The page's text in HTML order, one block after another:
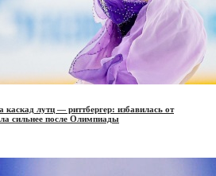
лутц — риттбергер: избавилась от
сильнее после Олимпиады